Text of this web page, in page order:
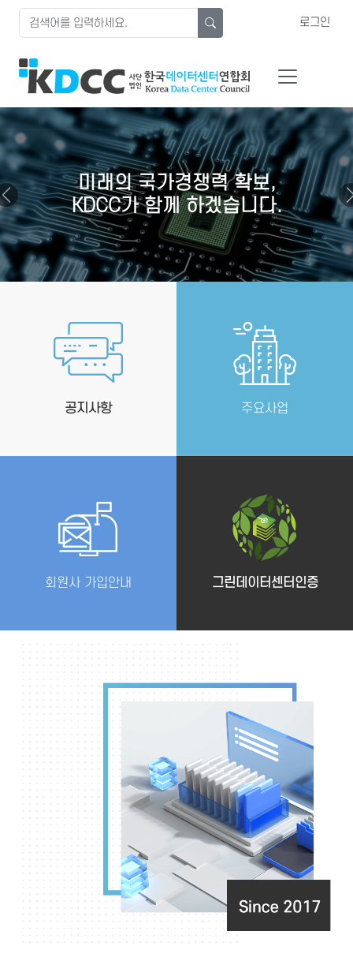
로그인
의 국가경쟁력 확보,
가 함께 하겠습니다.
공지사항 주요사업
회원사 가입안내 그린데이터센터인증